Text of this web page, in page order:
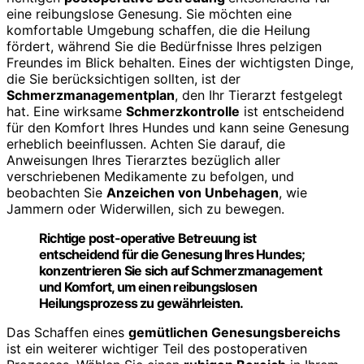
eine reibungslose Genesung. Sie möchten eine
komfortable Umgebung schaffen, die die Heilung
fördert, während Sie die Bedürfnisse Ihres pelzigen
Freundes im Blick behalten. Eines der wichtigsten Dinge,
die Sie berücksichtigen sollten, ist der
Schmerzmanagementplan, den Ihr Tierarzt festgelegt
hat. Eine wirksame Schmerzkontrolle ist entscheidend
für den Komfort Ihres Hundes und kann seine Genesung
erheblich beeinflussen. Achten Sie darauf, die
Anweisungen Ihres Tierarztes bezüglich aller
verschriebenen Medikamente zu befolgen, und
beobachten Sie Anzeichen von Unbehagen, wie
Jammern oder Widerwillen, sich zu bewegen.
Richtige post-operative Betreuung ist
entscheidend für die Genesung Ihres Hundes;
konzentrieren Sie sich auf Schmerzmanagement
und Komfort, um einen reibungslosen
Heilungsprozess zu gewährleisten.
Das Schaffen eines gemütlichen Genesungsbereichs
ist ein weiterer wichtiger Teil des postoperativen